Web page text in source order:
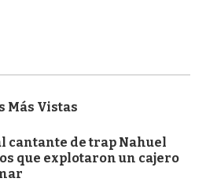
Más Vistas
cantante de trap Nahuel
que explotaron un cajero